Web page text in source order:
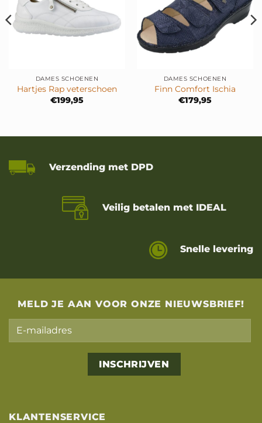
DAMES SCHOENEN
Hartjes Rap veterschoen
€199,95
DAMES SCHOENEN
Finn Comfort Ischia
€179,95
Verzending met DPD
Veilig betalen met IDEAL
Snelle levering
MELD JE AAN VOOR ONZE NIEUWSBRIEF!
KLANTENSERVICE